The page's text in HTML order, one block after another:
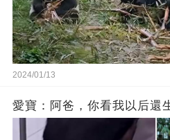
2024/01/13
愛寶：阿爸，你看我以后還